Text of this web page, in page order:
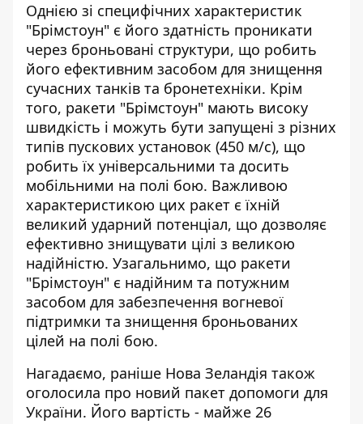
Однією зі специфічних характеристик
"Брімстоун" є його здатність проникати
через броньовані структури, що робить
його ефективним засобом для знищення
сучасних танків та бронетехніки. Крім
того, ракети "Брімстоун" мають високу
швидкість і можуть бути запущені з різних
типів пускових установок (450 м/с), що
робить їх універсальними та досить
мобільними на полі бою. Важливою
характеристикою цих ракет є їхній
великий ударний потенціал, що дозволяє
ефективно знищувати цілі з великою
надійністю. Узагальнимо, що ракети
"Брімстоун" є надійним та потужним
засобом для забезпечення вогневої
підтримки та знищення броньованих
цілей на полі бою.
Нагадаємо, раніше Нова Зеландія також
оголосила про новий пакет допомоги для
України. Його вартість - майже 26